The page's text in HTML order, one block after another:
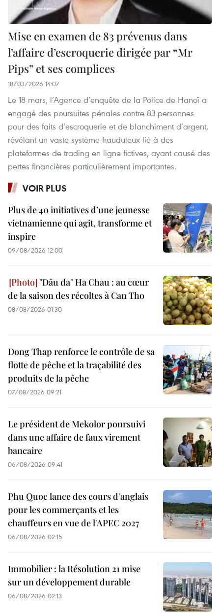
Mise en examen de 83 prévenus dans
l’affaire d’escroquerie dirigée par “Mr
Pips” et ses complices
18/03/2026 14:07
Le 18 mars, l’Agence d’enquête de la Police de Hanoï a
engagé des poursuites pénales contre 83 personnes
pour des faits d’escroquerie et de blanchiment d’argent,
révélant un vaste système frauduleux lié à des
plateformes de trading en ligne fictives, ayant causé des
pertes financières particulièrement importantes.
VOIR PLUS
Plus de 40 initiatives d’une jeunesse
vietnamienne qui agit, transforme et
inspire
09/08/2026 12:00
"Dâu da" Ha Chau : au cœur
de la saison des récoltes à Can Tho
08/08/2026 01:30
Dong Thap renforce le contrôle de sa
flotte de pêche et la traçabilité des
produits de la pêche
07/08/2026 09:21
Le président de Mekolor poursuivi
dans une affaire de faux virement
bancaire
06/08/2026 09:41
Phu Quoc lance des cours d'anglais
pour les commerçants et les
chauffeurs en vue de l'APEC 2027
06/08/2026 02:15
Immobilier : la Résolution 21 mise
sur un développement durable
06/08/2026 02:13